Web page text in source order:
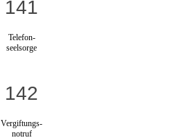
141
Telefon-
seelsorge
142
Vergiftungs-
notruf